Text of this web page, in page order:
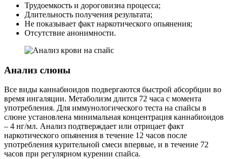
Трудоемкость и дороговизна процесса;
Длительность получения результата;
Не показывает факт наркотического опьянения;
Отсутствие анонимности.
Анализ слюны
Все виды каннабиоидов подвергаются быстрой абсорбции во
время ингаляции. Метаболизм длится 72 часа с момента
употребления. Для иммунологического теста на спайсы в
слюне установлена минимальная концентрация каннабиоидов
– 4 нг/мл. Анализ подтверждает или отрицает факт
наркотического опьянения в течение 12 часов после
употребления курительной смеси впервые, и в течение 72
часов при регулярном курении спайса.